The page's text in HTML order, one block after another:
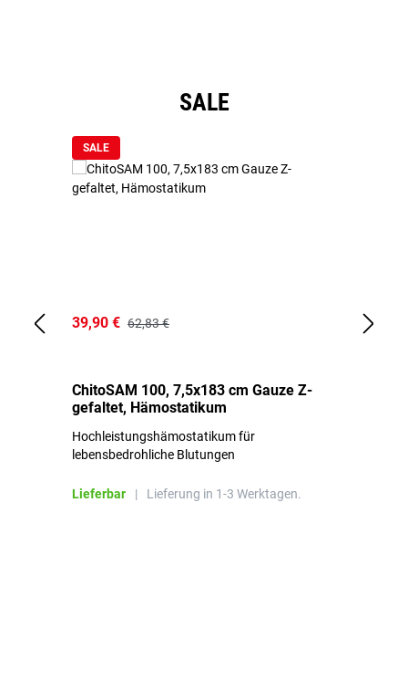
SALE
SALE
39,90 € 62,83 €
ChitoSAM 100, 7,5x183 cm Gauze Z-
gefaltet, Hämostatikum
Hochleistungshämostatikum für
lebensbedrohliche Blutungen
Lieferbar | Lieferung in 1-3 Werktagen.